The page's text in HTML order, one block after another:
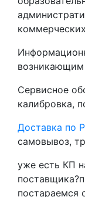
Сервисное
калибровка,
Доставка по
самовывоз,
уже есть КП
поставщика?
постараемся